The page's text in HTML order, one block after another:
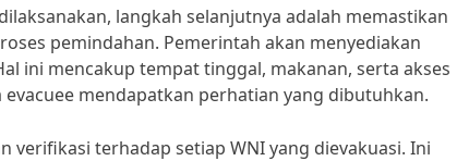
langkah selanjutnya adalah memastikan
pemindahan. Pemerintah akan menyediakan
ini mencakup tempat tinggal, makanan, serta akses
mendapatkan perhatian yang dibutuhkan.
verifikasi terhadap setiap WNI yang dievakuasi. Ini